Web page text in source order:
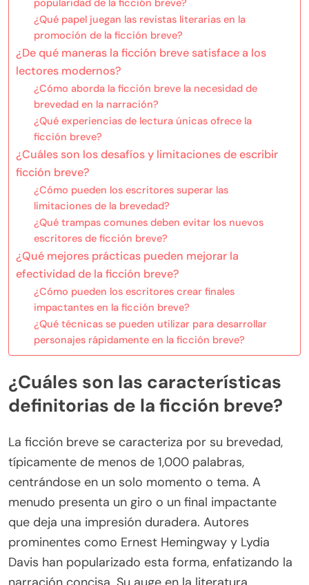
¿Qué papel juegan las revistas literarias en la
promoción de la ficción breve?
¿De qué maneras la ficción breve satisface a los
lectores modernos?
¿Cómo aborda la ficción breve la necesidad de
brevedad en la narración?
¿Qué experiencias de lectura únicas ofrece la
ficción breve?
¿Cuáles son los desafíos y limitaciones de escribir
ficción breve?
¿Cómo pueden los escritores superar las
limitaciones de la brevedad?
¿Qué trampas comunes deben evitar los nuevos
escritores de ficción breve?
¿Qué mejores prácticas pueden mejorar la
efectividad de la ficción breve?
¿Cómo pueden los escritores crear finales
impactantes en la ficción breve?
¿Qué técnicas se pueden utilizar para desarrollar
personajes rápidamente en la ficción breve?
¿Cuáles son las características
definitorias de la ficción breve?
La ficción breve se caracteriza por su brevedad,
típicamente de menos de 1,000 palabras,
centrándose en un solo momento o tema. A
menudo presenta un giro o un final impactante
que deja una impresión duradera. Autores
prominentes como Ernest Hemingway y Lydia
Davis han popularizado esta forma, enfatizando la